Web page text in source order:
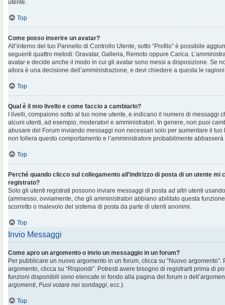
utente.
Top
Come posso inserire un avatar?
All’interno del tuo Pannello di Controllo Utente, sotto “Profilo” è possibile
seguenti quattro metodi: Gravatar, Galleria, Remoto oppure Carica.
avatar e decide anche il modo in cui gli avatar sono messi a disposizione. Se
allora è una decisione dell’amministrazione, e devi chiedere a questa le
Top
Qual è il mio livello e come faccio a cambiarlo?
I livelli, compaiono sotto al tuo nome utente, e indicano il numero di messaggi
alcuni utenti, ad esempio, moderatori e amministratori. In genere, non puoi
abusare del Forum inviando messaggi non necessari solo per aumentare il
non tollera questo comportamento e l’amministratore probabilmente
Top
Perché quando clicco sul collegamento all’indirizzo di posta di un utente mi
registrato?
Solo gli utenti registrati possono inviare messaggi di posta ad altri utenti
(ammesso, ovviamente, che gli amministratori abbiano abilitato questa
scorretto o malevolo del sistema di posta da parte di utenti anonimi.
Top
Invio Messaggi
Come apro un argomento o invio un messaggio in un forum?
Per pubblicare un nuovo argomento in un forum, clicca su “Nuovo
argomento, clicca su “Rispondi”. Potresti avere bisogno di registrarti prima di
funzioni disponibili sono elencate in fondo alla pagina del forum o
argomenti, Puoi votare nei sondaggi, ecc.).
Top